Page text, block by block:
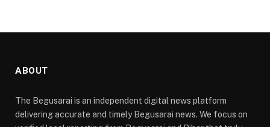
ABOUT
The Begusarai is an independent digital news platform
delivering accurate and timely Begusarai news. We focus on